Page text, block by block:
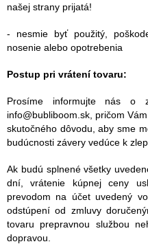
našej strany prijatá!
- nesmie byť použitý,
nosenie alebo opotrebenia
Postup pri vrátení tovaru:
Prosíme informujte nás o
info@bubliboom.sk, pričom
skutočného dôvodu, aby sme
budúcnosti závery vedúce k
Ak budú splnené všetky
dní, vrátenie kúpnej ceny
prevodom na účet uvedený
odstúpení od zmluvy
tovaru prepravnou službou
dopravou.